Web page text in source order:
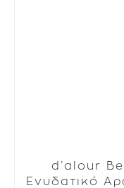
d’alour
Ενυδατικό